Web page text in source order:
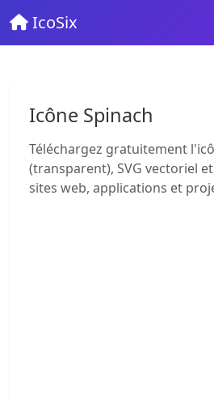
IcoSix
Icône Spinach
Téléchargez gratuitement
(transparent), SVG vectoriel
sites web, applications et